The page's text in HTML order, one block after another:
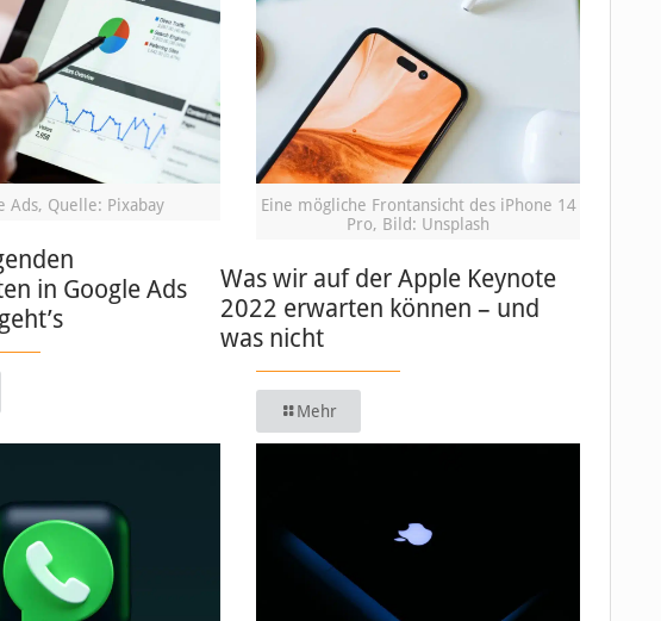
Ads, Quelle: Pixabay
in Google Ads
Eine mögliche Frontansicht des iPhone 14
Pro, Bild: Unsplash
Was wir auf der Apple Keynote
2022 erwarten können – und
was nicht
Mehr